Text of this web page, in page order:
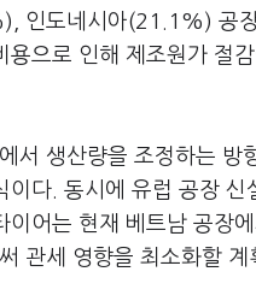
인도네시아(21.1%) 공
용으로 인해 제조원가 절
서 생산량을 조정하는
다. 동시에 유럽 공장
이어는 현재 베트남 공장
관세 영향을 최소화할 계